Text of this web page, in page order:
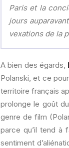
Paris et la
jours
vexations de la
A bien des égards,
Polanski, et ce
territoire français
prolonge le goût
genre de film
parce qu’il tend à
sentiment